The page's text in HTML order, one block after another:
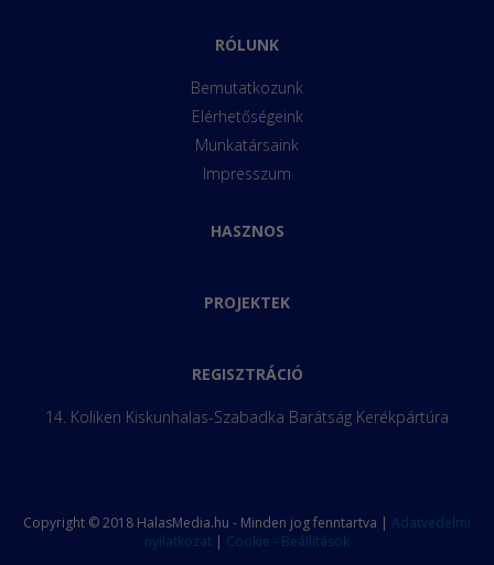
RÓLUNK
Bemutatkozunk
Elérhetőségeink
Munkatársaink
Impresszum
HASZNOS
PROJEKTEK
REGISZTRÁCIÓ
14. Koliken Kiskunhalas-Szabadka Barátság Kerékpártúra
Copyright © 2018 HalasMedia.hu - Minden jog fenntartva | Adatvédelmi
nyilatkozat | Cookie - Beállítások